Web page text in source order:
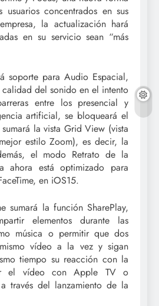
concentrados en sus
la actualización hará
en su servicio sean “más
soporte para Audio Espacial,
del sonido en el intento
entre los presencial y
artificial, se bloqueará el
la vista Grid View (vista
estilo Zoom), es decir, la
el modo Retrato de la
ahora está optimizado para
en iOS15.
sumará la función SharePlay,
elementos durante las
música o permitir que dos
vídeo a la vez y sigan
tiempo su reacción con la
el vídeo con Apple TV o
través del lanzamiento de la